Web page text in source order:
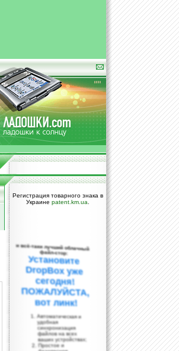
Регистрация товарного знака в
Украине patent.km.ua
и всё-таки лучший облачный
файл-стор:
Установите
DropBox уже
сегодня!
ПОЖАЛУЙСТА,
вот линк!
Автоматическая и
удобная
синхронизация
файлов на всех
ваших устройствах;
Простое и